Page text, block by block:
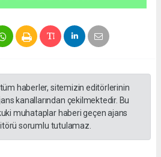
haberler, sitemizin editörlerinin
kanallarından çekilmektedir. Bu
muhataplar haberi geçen ajans
sorumlu tutulamaz.